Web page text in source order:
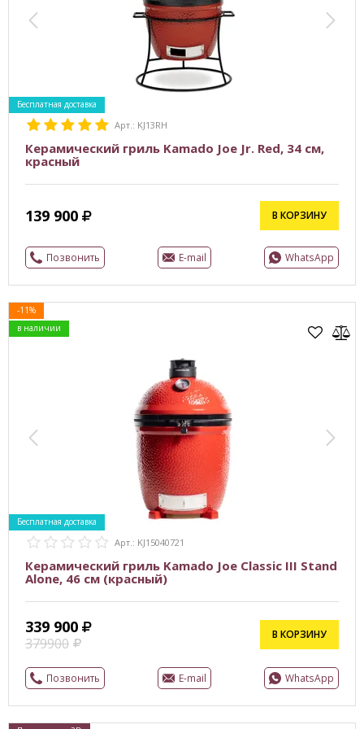
Бесплатная доставка
Арт.: KJ13RH
Керамический гриль Kamado Joe Jr. Red, 34 см,
красный
139 900 В КОРЗИНУ
Позвонить E-mail WhatsApp
Бесплатная доставка
-11%
в наличии
Арт.: KJ15040721
Керамический гриль Kamado Joe Classic III Stand
Alone, 46 см (красный)
339 900
379900
В КОРЗИНУ
Позвонить E-mail WhatsApp